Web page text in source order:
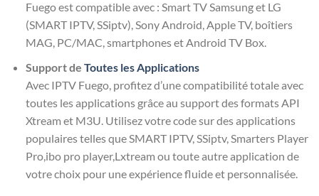
Fuego est compatible avec : Smart TV Samsung et LG
(SMART IPTV, SSiptv), Sony Android, Apple TV, boîtiers
MAG, PC/MAC, smartphones et Android TV Box.
Support de Toutes les Applications
Avec IPTV Fuego, profitez d’une compatibilité totale avec
toutes les applications grâce au support des formats API
Xtream et M3U. Utilisez votre code sur des applications
populaires telles que SMART IPTV, SSiptv, Smarters Player
Pro,ibo pro player,Lxtream ou toute autre application de
votre choix pour une expérience fluide et personnalisée.